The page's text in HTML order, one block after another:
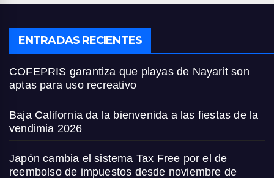
ENTRADAS RECIENTES
COFEPRIS garantiza que playas de Nayarit son
aptas para uso recreativo
Baja California da la bienvenida a las fiestas de la
vendimia 2026
Japón cambia el sistema Tax Free por el de
reembolso de impuestos desde noviembre de